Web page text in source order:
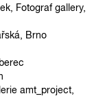
Fotograf gallery,
Brno
amt_project,